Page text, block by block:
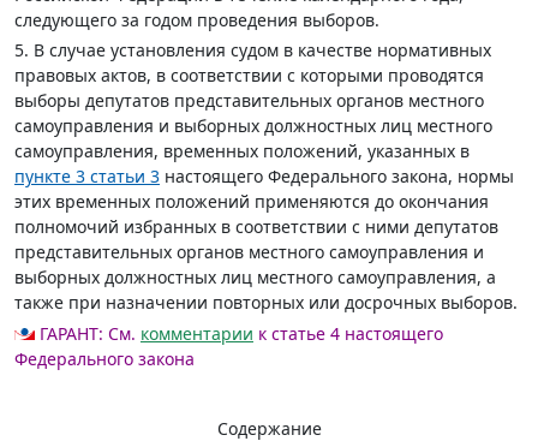
следующего за годом проведения выборов.
5. В случае установления судом в качестве нормативных
правовых актов, в соответствии с которыми проводятся
выборы депутатов представительных органов местного
самоуправления и выборных должностных лиц местного
самоуправления, временных положений, указанных в
пункте 3 статьи 3 настоящего Федерального закона, нормы
этих временных положений применяются до окончания
полномочий избранных в соответствии с ними депутатов
представительных органов местного самоуправления и
выборных должностных лиц местного самоуправления, а
также при назначении повторных или досрочных выборов.
ГАРАНТ: См. комментарии к статье 4 настоящего
Федерального закона
Содержание